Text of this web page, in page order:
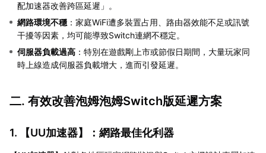
配加速器改善跨區延遲」。
網路環境不穩 ：家庭WiFi遭多裝置占用、路由器效能不足或訊號
干擾等因素，均可能導致Switch連網不穩定。
伺服器負載過高 ：特別在遊戲剛上市或節假日期間，大量玩家同
時上線造成伺服器負載增大，進而引發延遲。
二. 有效改善泡姆泡姆Switch版延遲方案
1. 【UU加速器】：網路最佳化利器